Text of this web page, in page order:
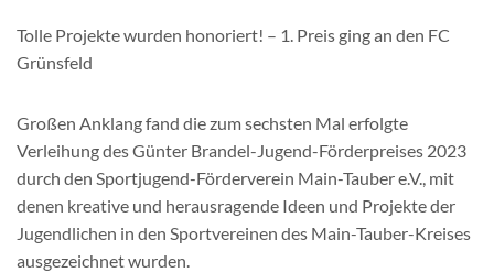
Tolle Projekte wurden honoriert! – 1. Preis ging an den FC
Grünsfeld
Großen Anklang fand die zum sechsten Mal erfolgte
Verleihung des Günter Brandel-Jugend-Förderpreises 2023
durch den Sportjugend-Förderverein Main-Tauber e.V., mit
denen kreative und herausragende Ideen und Projekte der
Jugendlichen in den Sportvereinen des Main-Tauber-Kreises
ausgezeichnet wurden.